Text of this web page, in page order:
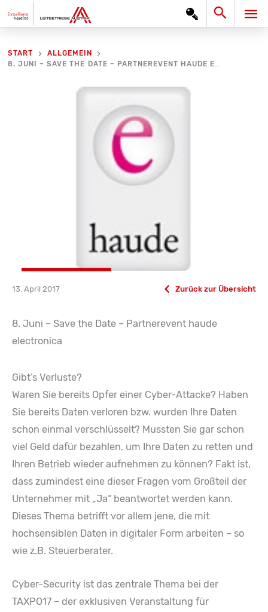
Inhalt
Search
START
ALLGEMEIN
8. JUNI – SAVE THE DATE – PARTNEREVENT HAUDE ELECTRONICA
13. April 2017 Zurück zur Übersicht
8. Juni – Save the Date – Partnerevent haude
electronica
Gibt’s Verluste?
Waren Sie bereits Opfer einer Cyber-Attacke? Haben
Sie bereits Daten verloren bzw. wurden Ihre Daten
schon einmal verschlüsselt? Mussten Sie gar schon
viel Geld dafür bezahlen, um Ihre Daten zu retten und
Ihren Betrieb wieder aufnehmen zu können? Fakt ist,
dass zumindest eine dieser Fragen vom Großteil der
Unternehmer mit „Ja“ beantwortet werden kann.
Dieses Thema betrifft vor allem jene, die mit
hochsensiblen Daten in digitaler Form arbeiten – so
wie z.B. Steuerberater.
Cyber-Security ist das zentrale Thema bei der
TAXPO17 – der exklusiven Veranstaltung für